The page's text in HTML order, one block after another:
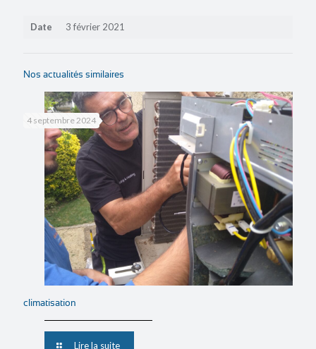
Date 3 février 2021
Nos actualités similaires
4 septembre 2024
climatisation
Lire la suite